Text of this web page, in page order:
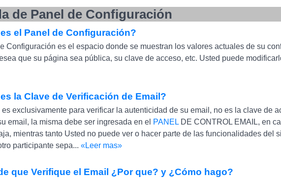
de Panel de Configuración
el Panel de Configuración?
Configuración es el espacio donde se muestran los valores actuales de su
que su página sea pública, su clave de acceso, etc. Usted puede
la Clave de Verificación de Email?
es exclusivamente para verificar la autenticidad de su email, no es la clave de
email, la misma debe ser ingresada en el PANEL DE CONTROL EMAIL, en
mientras tanto Usted no puede ver o hacer parte de las funcionalidades del
participante sepa... «Leer mas»
que Verifique el Email ¿Por que? y ¿Cómo hago?